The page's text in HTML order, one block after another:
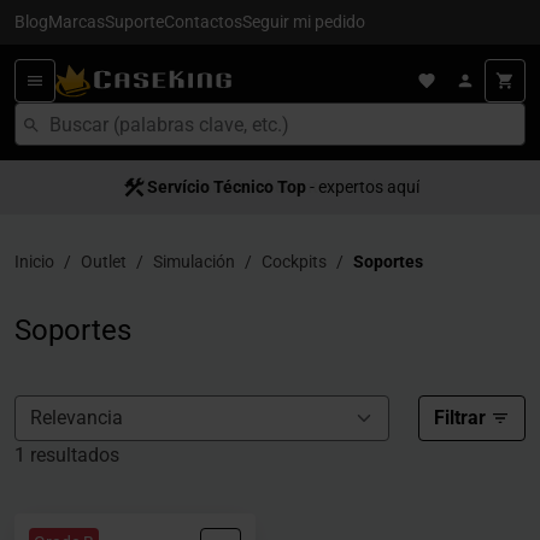
BlogMarcasSuporteContactosSeguir mi pedido
Satisfacción al cliente- servício 5
Servício Técnico Top - expertos aquí
Inicio Outlet Simulación Cockpits Soportes
Soportes
Filtrar
1 resultados